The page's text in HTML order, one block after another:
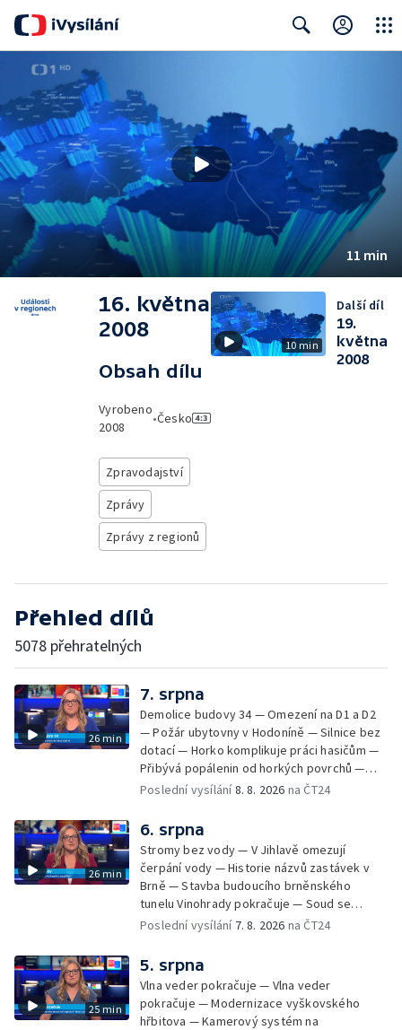
11 min
16. května
2008
Obsah dílu
Vyrobeno
2008
•Česko
Zpravodajství
Zprávy
Zprávy z regionů
10 min
Další díl
19.
května
2008
Přehled dílů
5078 přehratelných
26 min
7. srpna
Demolice budovy 34 — Omezení na D1 a D2
— Požár ubytovny v Hodoníně — Silnice bez
dotací — Horko komplikuje práci hasičům —
Přibývá popálenin od horkých povrchů —
Začíná prodej burčáku — Vedra komplikují
Poslední vysílání8. 8. 2026 na ČT24
26 min
6. srpna
Stromy bez vody — V Jihlavě omezují
čerpání vody — Historie názvů zastávek v
Brně — Stavba budoucího brněnského
tunelu Vinohrady pokračuje — Soud se
žhářem zlínského baru — Odložení bourání
Czech Rally Zlín — Začal 7. ročník festivalu
Pop Messe — Přestavba mostu v Hodoníně
— Fenomén památníčků
Poslední vysílání 7. 8. 2026 na ČT24
25 min
5. srpna
Vlna veder pokračuje — Vlna veder
pokračuje — Modernizace vyškovského
hřbitova — Kamerový systém na